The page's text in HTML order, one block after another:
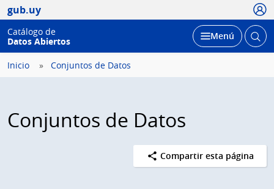
gub.uy
Catálogo de
Datos Abiertos
Desplegar
Menú Abrir
Inicio Conjuntos de Datos
Conjuntos de Datos
Compartir esta página